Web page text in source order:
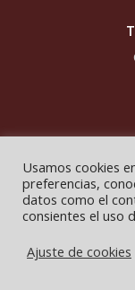
Usamos cookies
preferencias,
datos como el
consientes el uso
Ajuste de cookies